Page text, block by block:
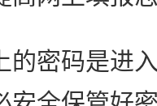
密码是进入